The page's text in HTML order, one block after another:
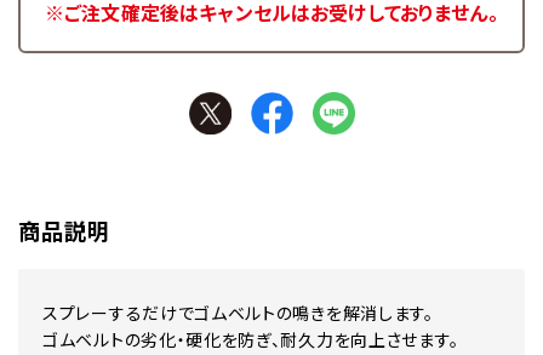
※ご注文確定後はキャンセルはお受けしておりません。
商品説明
スプレーするだけでゴムベルトの鳴きを解消します。
ゴムベルトの劣化・硬化を防ぎ、耐久力を向上させます。